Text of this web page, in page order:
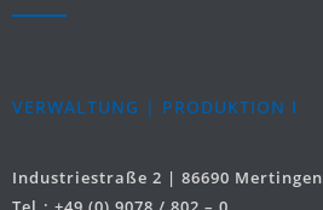
VERWALTUNG | PRODUKTION I
Industriestraße 2 | 86690 Mertingen